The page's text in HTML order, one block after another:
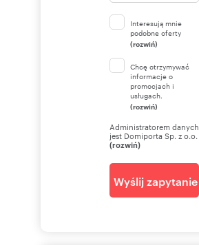
Interesują mnie
podobne oferty
(rozwiń)
Chcę otrzymywać
informacje o
promocjach i
usługach.
(rozwiń)
Administratorem danych
jest Domiporta Sp. z o.o.
(rozwiń)
Wyślij zapytanie